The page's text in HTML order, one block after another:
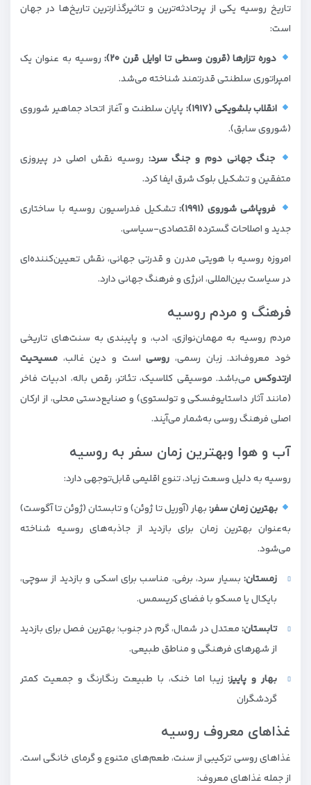
تاریخ روسیه یکی از پرحادثه‌ترین و تاثیرگذارترین تاریخ‌ها در جهان
است:
دوره تزارها (قرون وسطی تا اوایل قرن ۲۰):
روسیه به عنوان یک
امپراتوری سلطنتی قدرتمند شناخته می‌شد.
انقلاب بلشویکی (۱۹۱۷):
پایان سلطنت و آغاز اتحاد جماهیر شوروی
(شوروی سابق).
جنگ جهانی دوم و جنگ سرد: روسیه نقش اصلی در پیروزی
متفقین و تشکیل بلوک شرق ایفا کرد.
فروپاشی شوروی (۱۹۹۱):
تشکیل فدراسیون روسیه با ساختاری
جدید و اصلاحات گسترده اقتصادی-سیاسی.
امروزه روسیه با هویتی مدرن و قدرتی جهانی، نقش تعیین‌کننده‌ای
در سیاست بین‌المللی، انرژی و فرهنگ جهانی دارد.
فرهنگ و مردم روسیه
مردم روسیه به مهمان‌نوازی، ادب، و پایبندی به سنت‌های تاریخی
خود معروف‌اند. زبان رسمی، روسیاست و دین غالب، مسیحیت
ارتدوکس می‌باشد. موسیقی کلاسیک، تئاتر، رقص باله، ادبیات فاخر
(مانند آثار داستایوفسکی و تولستوی) و صنایع‌دستی محلی، از ارکان
اصلی فرهنگ روسی به‌شمار می‌آیند.
آب و هوا وبهترین زمان سفر به روسیه
روسیه به دلیل وسعت زیاد، تنوع اقلیمی قابل‌توجهی دارد:
بهترین زمان سفر:بهار (آوریل تا ژوئن) و تابستان (ژوئن تا آگوست)
به‌عنوان بهترین زمان برای بازدید از جاذبه‌های روسیه شناخته
می‌شود.
زمستان: بسیار سرد، برفی، مناسب برای اسکی و بازدید از سوچی،
بایکال یا مسکو با فضای کریسمس.
تابستان:معتدل در شمال، گرم در جنوب؛ بهترین فصل برای بازدید
از شهرهای فرهنگی و مناطق طبیعی.
بهار و پاییز:زیبا اما خنک، با طبیعت رنگارنگ و جمعیت کمتر
گردشگران
غذاهای معروف روسیه
غذاهای روسی ترکیبی از سنت، طعم‌های متنوع و گرمای خانگی است.
از جمله غذاهای معروف: